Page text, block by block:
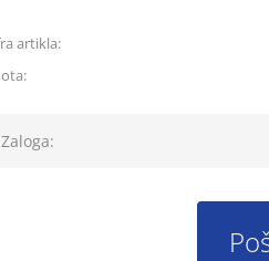
artikla:
Zaloga: